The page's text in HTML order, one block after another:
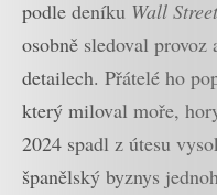
podle deníku Wall
osobně sledoval
detailech. Přátelé ho
který miloval moře,
2024 spadl z útesu
španělský byznys